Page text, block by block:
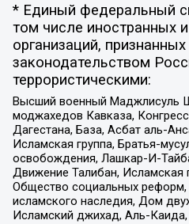
* Единый федеральный
том числе иностранных
организаций,
законодательством
террористическими:
Высший военный Маджлисуль
моджахедов Кавказа,
Дагестана, База, Асбат аль-
Исламская группа, Братья-
освобождения, Лашкар-И-
Движение Талибан, Исламская
Общество социальных
исламского наследия, Дом
Исламский джихад, Аль-